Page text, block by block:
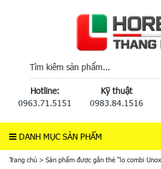
Hotline:
0963.71.5151
Kỹ thuật
0983.84.1516
DANH MỤC SẢN PHẨM
Trang chủ > Sản phẩm được gắn thẻ “lo combi